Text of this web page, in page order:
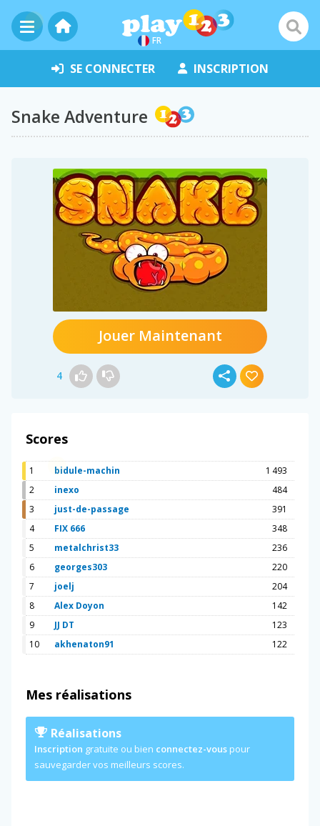
FR
SE CONNECTER INSCRIPTION
Snake Adventure
Jouer Maintenant
4
Scores
1 bidule-machin
1 493
2
inexo
484
3
just-de-passage
391
4
FIX 666
348
5
metalchrist33
236
6
georges303
220
7
joelj
204
8
Alex Doyon
142
9
JJ DT
123
10
akhenaton91 122
Mes réalisations
Réalisations
Inscription gratuite ou bien connectez-vous pour
sauvegarder vos meilleurs scores.